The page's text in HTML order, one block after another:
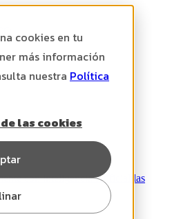
cookies en tu
más información
nuestra Política
las cookies
con inteligencia artificial las